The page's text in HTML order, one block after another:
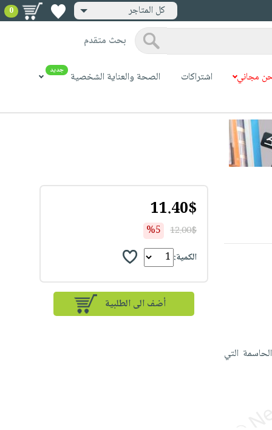
كل المتاجر 0
بحث متقدم
مجاني اشتراكات الصحة والعناية الشخصية جديد
التي
11.40$
12.00$
%5
الكمية:
أضف الى الطلبية